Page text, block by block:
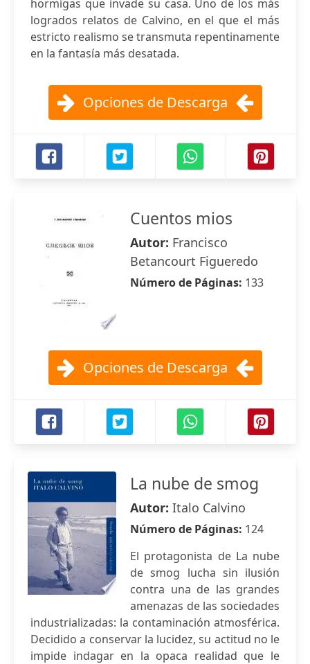
hormigas que invade su casa. Uno de los más
logrados relatos de Calvino, en el que el más
estricto realismo se transmuta repentinamente
en la fantasía más desatada.
Opciones de Descarga
Cuentos mios
Autor: Francisco
Betancourt Figueredo
Número de Páginas: 133
Opciones de Descarga
La nube de smog
Autor: Italo Calvino
Número de Páginas: 124
El protagonista de La nube
de smog lucha sin ilusión
contra una de las grandes
amenazas de las sociedades
industrializadas: la contaminación atmosférica.
Decidido a conservar la lucidez, su actitud no le
impide indagar en la opaca realidad que le